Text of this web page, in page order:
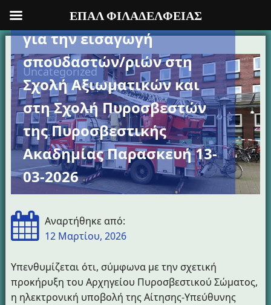
Προχωρήστε
στο
περιεχόμενο
Uncategorized
Υπενθύμιση προθεσμίας
για την εισαγωγή
σπουδαστών/ριών στη
Σχολή Αξιωματικών και
στη Σχολή Πυροσβεστών
της Πυροσβεστικής
Ακαδημίας Παρασκευή 13-
03-2026
Αναρτήθηκε από:
12 Μαρτίου, 2026
Υπενθυμίζεται ότι, σύμφωνα με την σχετική
προκήρυξη του Αρχηγείου Πυροσβεστικού Σώματος,
η ηλεκτρονική υποβολή της Αίτησης-Υπεύθυνης
ΕΠΑΛ ΦΙΛΑΔΕΛΦΕΙΑΣ